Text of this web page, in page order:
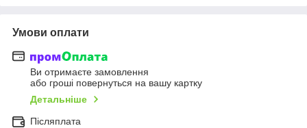
Умови оплати
Ви отримаєте замовлення
або гроші повернуться на вашу картку
Детальніше
Післяплата